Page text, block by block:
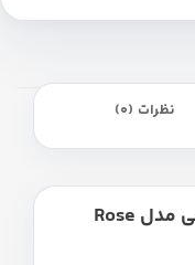
نظرات (0)
معرفی پالت سایه 9 رنگ فارماسی مدل Rose